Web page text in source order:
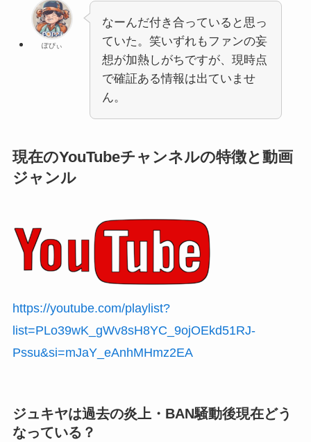
ぽぴぃ
なーんだ付き合っていると思っ
ていた。笑いずれもファンの妄
想が加熱しがちですが、現時点
で確証ある情報は出ていませ
ん。
現在のYouTubeチャンネルの特徴と動画
ジャンル
https://youtube.com/playlist?
list=PLo39wK_gWv8sH8YC_9ojOEkd51RJ-
Pssu&si=mJaY_eAnhMHmz2EA
ジュキヤは過去の炎上・BAN騒動後現在どう
なっている？